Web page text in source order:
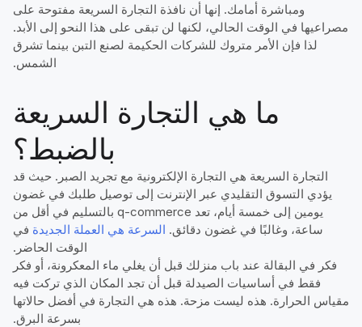
ومباشرة أمامك. إنها أن نافذة التجارة السريعة مفتوحة على
مصراعيها في الوقت الحالي، لكنها لن تبقى على هذا النحو إلى الأبد.
لذا فإن الأمر متروك للشركات الحكيمة لصنع التبن بينما تشرق
الشمس.
ما هي التجارة السريعة
بالضبط؟
التجارة السريعة هي التجارة الإلكترونية مع تجريد الصبر. حيث قد
يؤدي التسوق التقليدي عبر الإنترنت إلى توصيل طلبك في غضون
يومين إلى خمسة أيام، تعد q-commerce بالتسليم في أقل من
ساعة، وغالبًا في غضون دقائق. السرعة هي العملة الجديدة في
الوقت الحاضر.
فكر في البقالة عند باب منزلك قبل أن يغلي ماء المعكرونة، أو فكر
فقط في أساسيات الصيدلة قبل أن تجد المكان الذي تركت فيه
مقياس الحرارة. هذه ليست مزحة. هذه هي التجارة في أفضل حالاتها
بسرعة البرق.